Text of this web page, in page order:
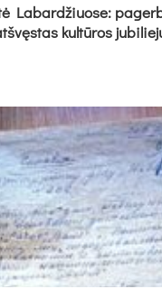
La­bar­džiuo­se:
kul­tū­ros